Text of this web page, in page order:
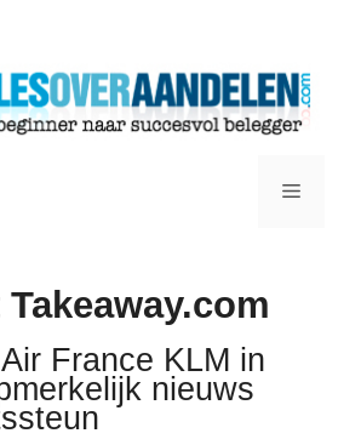
Menu
France KLM in
nieuws